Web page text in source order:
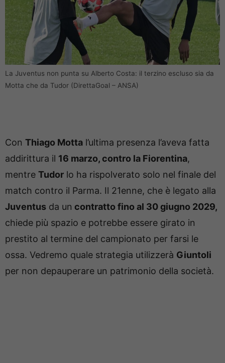
La Juventus non punta su Alberto Costa: il terzino escluso sia da
Motta che da Tudor (DirettaGoal – ANSA)
Con Thiago Motta l’ultima presenza l’aveva fatta
addirittura il 16 marzo, contro la Fiorentina,
mentre Tudor lo ha rispolverato solo nel finale del
match contro il Parma. Il 21enne, che è legato alla
Juventus da un contratto fino al 30 giugno 2029,
chiede più spazio e potrebbe essere girato in
prestito al termine del campionato per farsi le
ossa. Vedremo quale strategia utilizzerà Giuntoli
per non depauperare un patrimonio della società.